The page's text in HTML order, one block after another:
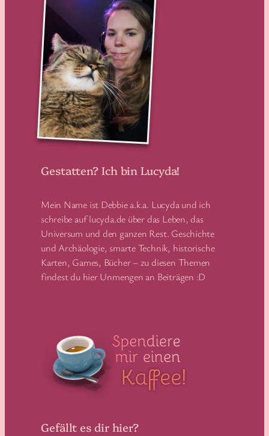
Gestatten? Ich bin Lucyda!
Mein Name ist Debbie a.k.a. Lucyda und ich
schreibe auf lucyda.de über das Leben, das
Universum und den ganzen Rest. Geschichte
und Archäologie, smarte Technik, historische
Karten, Games, Bücher – zu diesen Themen
findest du hier Unmengen an Beiträgen :D
Gefällt es dir hier?